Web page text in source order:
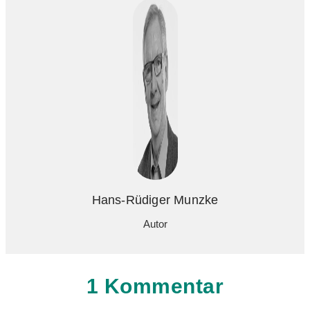
Hans-Rüdiger Munzke
Autor
1 Kommentar